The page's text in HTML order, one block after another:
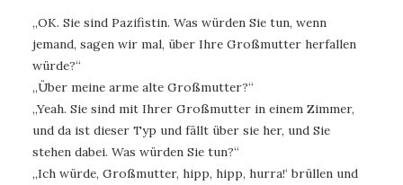
„OK. Sie sind Pazifistin. Was würden Sie tun, wenn
jemand, sagen wir mal, über Ihre Großmutter herfallen
würde?“
„Über meine arme alte Großmutter?“
„Yeah. Sie sind mit Ihrer Großmutter in einem Zimmer,
und da ist dieser Typ und fällt über sie her, und Sie
stehen dabei. Was würden Sie tun?“
„Ich würde‚ Großmutter, hipp, hipp, hurra!‘ brüllen und